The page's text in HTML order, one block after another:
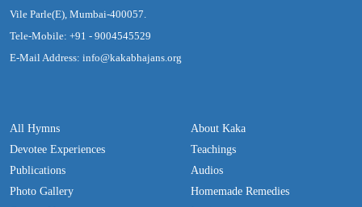
Vile Parle(E), Mumbai-400057.
Tele-Mobile: +91 - 9004545529
E-Mail Address: info@kakabhajans.org
All Hymns
Devotee Experiences
Publications
Photo Gallery
About Kaka
Teachings
Audios
Homemade Remedies